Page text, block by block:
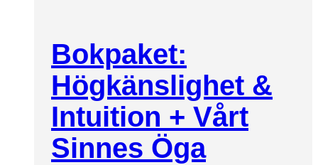
Bokpaket:
Högkänslighet &
Intuition + Vårt
Sinnes Öga